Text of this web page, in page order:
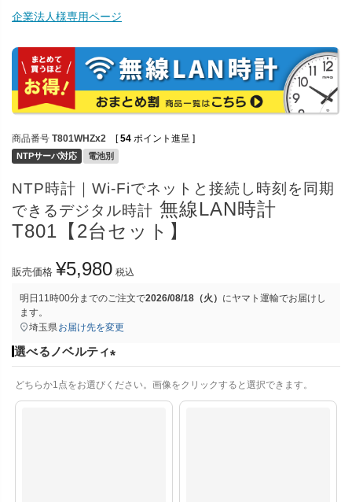
企業法人様専用ページ
商品番号 T801WHZx2 [ 54 ポイント進呈 ]
NTPサーバ対応 電池別
NTP時計｜Wi-Fiでネットと接続し時刻を同期
できるデジタル時計 無線LAN時計
T801【2台セット】
販売価格 ¥5,980 税込
明日 11時00分までのご注文で2026/08/18（火） にヤマト運輸でお届けし
ます。
埼玉県お届け先を変更
選べるノベルティ
必
どちらか1点をお選びください。画像をクリックすると選択できます。